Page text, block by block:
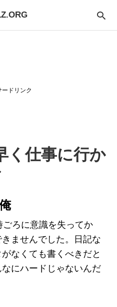
ードリンク
く仕事に行か
ろに意識を失ってか
ませんでした。日記な
なくても書くべきだと
にハードじゃないんだ